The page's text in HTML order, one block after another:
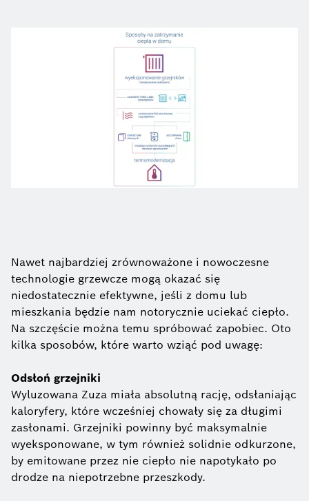
Nawet najbardziej zrównoważone i nowoczesne
technologie grzewcze mogą okazać się
niedostatecznie efektywne, jeśli z domu lub
mieszkania będzie nam notorycznie uciekać ciepło.
Na szczęście można temu spróbować zapobiec. Oto
kilka sposobów, które warto wziąć pod uwagę:
Odsłoń grzejniki
Wyluzowana Zuza miała absolutną rację, odsłaniając
kaloryfery, które wcześniej chowały się za długimi
zasłonami. Grzejniki powinny być maksymalnie
wyeksponowane, w tym również solidnie odkurzone,
by emitowane przez nie ciepło nie napotykało po
drodze na niepotrzebne przeszkody.